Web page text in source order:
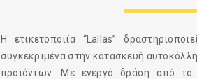
Η ετικετοποιϊα “Lallas”
συγκεκριμένα στην κατασκευή
προϊόντων. Με ενεργό δράση από